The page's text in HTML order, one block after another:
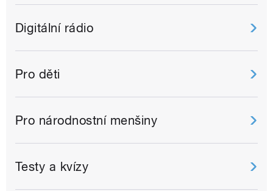
Digitální rádio
Pro děti
Pro národnostní menšiny
Testy a kvízy